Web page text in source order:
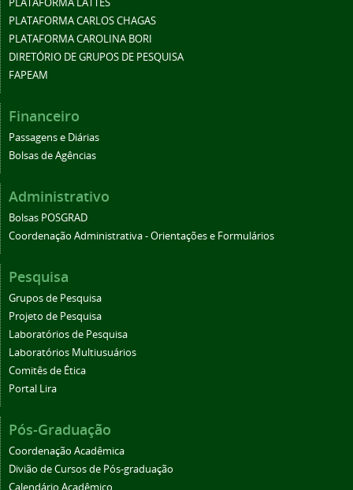
PLATAFORMA LATTES
PLATAFORMA CARLOS CHAGAS
PLATAFORMA CAROLINA BORI
DIRETÓRIO DE GRUPOS DE PESQUISA
FAPEAM
Financeiro
Passagens e Diárias
Bolsas de Agências
Administrativo
Bolsas POSGRAD
Coordenação Administrativa - Orientações e Formulários
Pesquisa
Grupos de Pesquisa
Projeto de Pesquisa
Laboratórios de Pesquisa
Laboratórios Multiusuários
Comitês de Ética
Portal Lira
Pós-Graduação
Coordenação Acadêmica
Divião de Cursos de Pós-graduação